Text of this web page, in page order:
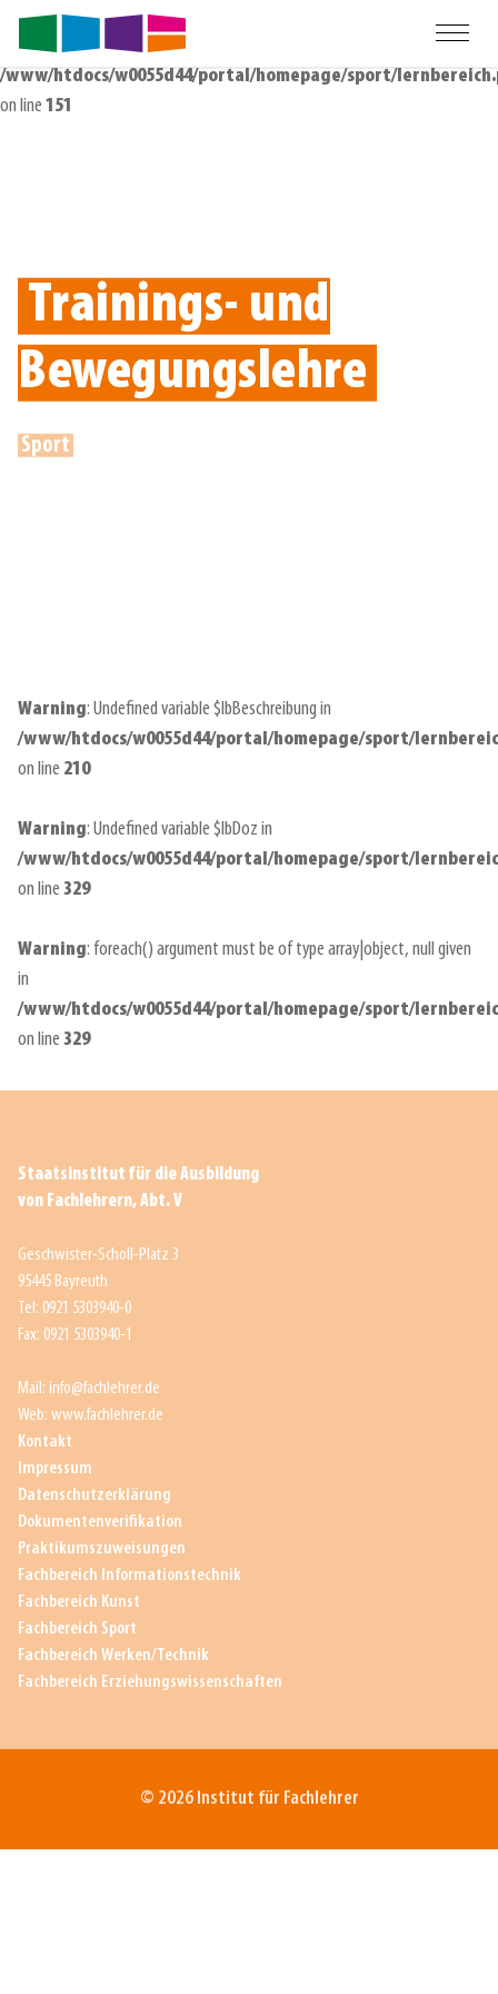
Warning: Undefined variable $lbParentid in
/www/htdocs/w0055d44/portal/homepage/sport/
on line 151
Trainings- und
Bewegungslehre
Sport
Warning: Undefined variable $lbBeschreibung in
/www/htdocs/w0055d44/portal/homepage/sport/
on line 210
Warning: Undefined variable $lbDoz in
/www/htdocs/w0055d44/portal/homepage/sport/
on line 329
Warning: foreach() argument must be of type array|object, null given
in
/www/htdocs/w0055d44/portal/homepage/sport/
on line 329
Staatsinstitut für die Ausbildung
von Fachlehrern, Abt. V
Geschwister-Scholl-Platz 3
95445 Bayreuth
Tel: 0921 5303940-0
Fax: 0921 5303940-1
Mail: info@fachlehrer.de
Web: www.fachlehrer.de
Kontakt
Impressum
Datenschutzerklärung
Dokumentenverifikation
Praktikumszuweisungen
Fachbereich Informationstechnik
Fachbereich Kunst
Fachbereich Sport
Fachbereich Werken/Technik
Fachbereich Erziehungswissenschaften
© 2026 Institut für Fachlehrer